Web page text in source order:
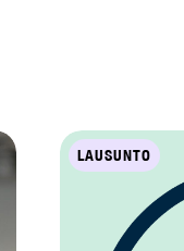
LAUSUNTO